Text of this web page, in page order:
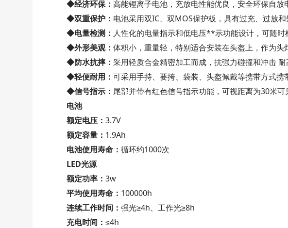
◆经济环保：高能锂离子电池，充放电性能优良，安全环保自放
◆双重保护： 电池采用双IC、双MOS保护板，具有过充、过放和
◆电量检测： 人性化的电量指示和低电压**示功能设计，可随时
◆外形美观：体积小，重量轻，特别适合安装在头盔上，作为头
◆防水抗摔：采用轻质合金精密加工而成，抗强力碰撞和冲击
◆轻便耐用：可采用手持、要挎、袋装、头盔佩戴等携带方式携
◆信号指示： 尾部并带有红色信号指示功能，可视距离为30米可
电池
额定电压：3.7V
额定容量： 1.9Ah
电池使用寿命：循环约1000次
LED光源
额定功率：3w
平均使用寿命： 100000h
连续工作时间：强光≥4h、工作光≥8h
充电时间：≤4h